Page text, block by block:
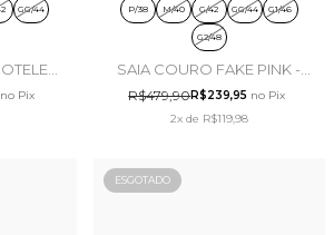
GG/44
no Pix
P/38 M/40 G/42 GG/44 G1/46
G2/48
SAIA COURO FAKE PINK -
TITANIUM JEANS
R$479,90R$239,95 no Pix
2xde R$119,98
ESGOTADO